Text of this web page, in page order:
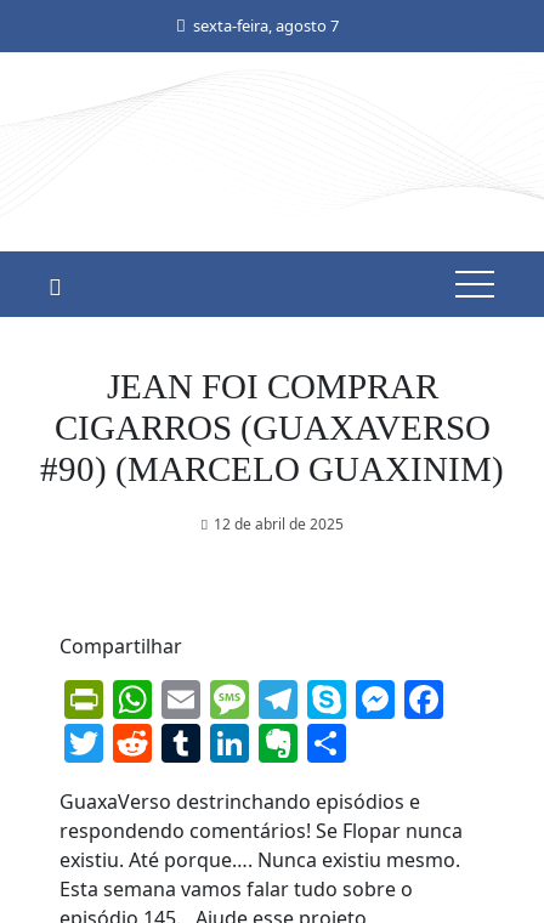
sexta-feira, agosto 7
JEAN FOI COMPRAR
CIGARROS (GUAXAVERSO
#90) (MARCELO GUAXINIM)
12 de abril de 2025
Compartilhar
PrintFriendly
WhatsApp
EmailMessage
Telegram
Skype
Twitter
Reddit
Tumblr
LinkedIn
Evernote
GuaxaVerso destrinchando episódios e
respondendo comentários! Se Flopar nunca
existiu. Até porque…. Nunca existiu mesmo.
Esta semana vamos falar tudo sobre o